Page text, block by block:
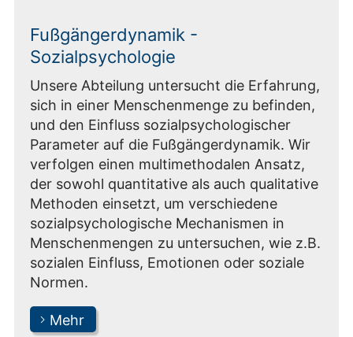
Fußgängerdynamik -
Sozialpsychologie
Unsere Abteilung untersucht die Erfahrung,
sich in einer Menschenmenge zu befinden,
und den Einfluss sozialpsychologischer
Parameter auf die Fußgängerdynamik. Wir
verfolgen einen multimethodalen Ansatz,
der sowohl quantitative als auch qualitative
Methoden einsetzt, um verschiedene
sozialpsychologische Mechanismen in
Menschenmengen zu untersuchen, wie z.B.
sozialen Einfluss, Emotionen oder soziale
Normen.
Mehr